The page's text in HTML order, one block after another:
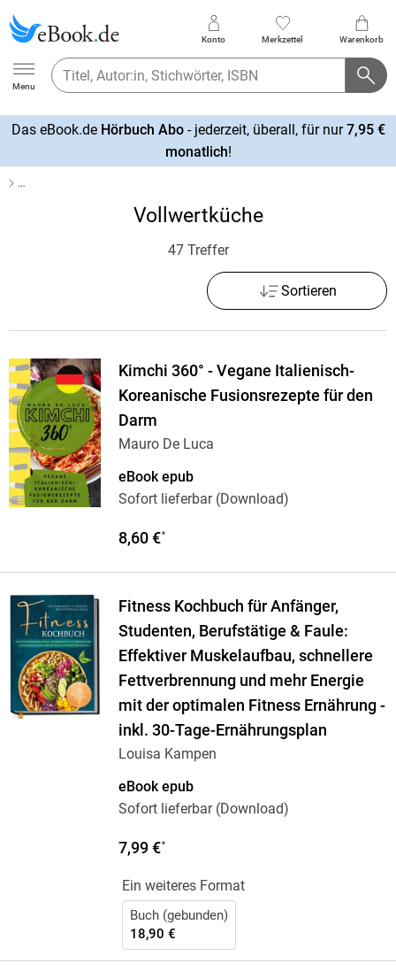
Ebook.de
Menu
Konto Merkzettel Warenkorb
Das eBook.de Hörbuch Abo- jederzeit, überall, für nur7,95 €
monatlich!
…
Vollwertküche
47 Treffer
Sortieren
Kimchi 360° - Vegane Italienisch-
Koreanische Fusionsrezepte für den
Darm
Mauro De Luca
eBook epub
Sofort lieferbar (Download)
8,60 €*
Fitness Kochbuch für Anfänger,
Studenten, Berufstätige & Faule:
Effektiver Muskelaufbau, schnellere
Fettverbrennung und mehr Energie
mit der optimalen Fitness Ernährung -
inkl. 30-Tage-Ernährungsplan
Louisa Kampen
eBook epub
Sofort lieferbar (Download)
7,99 €*
Ein weiteres Format
Buch (gebunden)
18,90 €